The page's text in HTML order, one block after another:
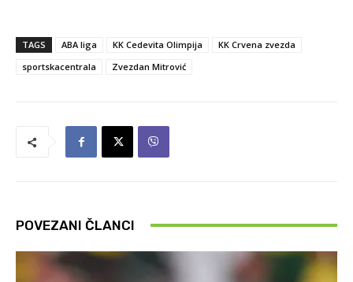
TAGS ABA liga KK Cedevita Olimpija
KK Crvena zvezda
sportskacentrala
Zvezdan Mitrović
POVEZANI ČLANCI